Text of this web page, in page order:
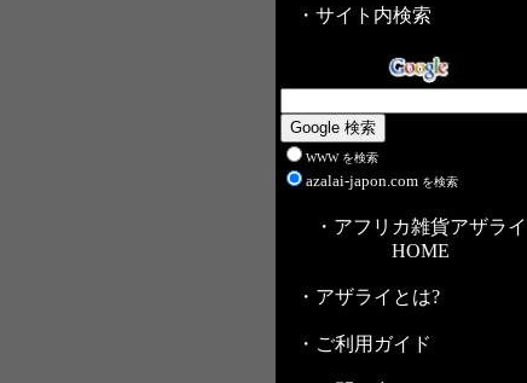
・サイト内検索
WWW を検索
azalai-japon.com を検索
・アフリカ雑貨アザライ
HOME
・アザライとは?
・ご利用ガイド